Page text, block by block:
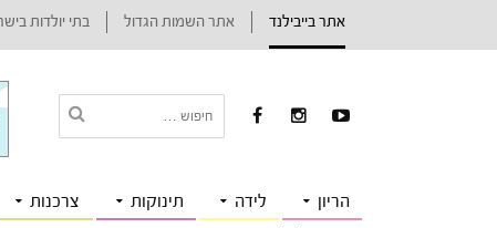
אתר בייבילנד אתר השמות הגדול בתי יולדות
הריון לידה תינוקות צרכנות